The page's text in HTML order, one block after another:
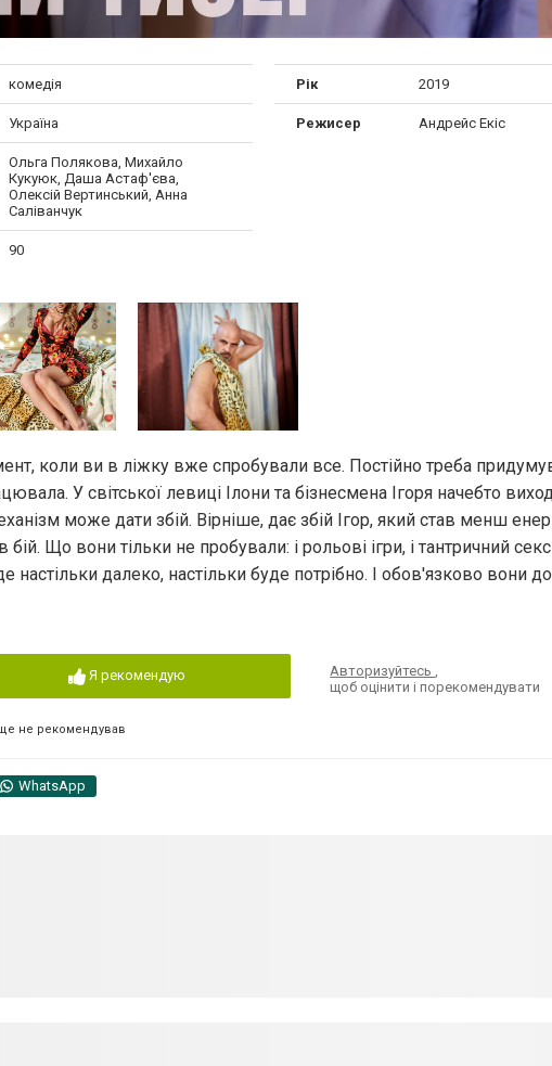
комедія
Україна
Ольга Полякова, Михайло
Кукуюк, Даша Астаф'єва,
Олексій Вертинський, Анна
Саліванчук
Рік 2019
Режисер Андрейс Екіс
90
коли ви в ліжку вже спробували все. Постійно треба
У світської левиці Ілони та бізнесмена Ігоря начебто
може дати збій. Вірніше, дає збій Ігор, який став менш
Що вони тільки не пробували: і рольові ігри, і тантричний
настільки далеко, настільки буде потрібно. І обов'язково вони
Я рекомендую
ще не рекомендував
Авторизуйтесь,
щоб оцінити і порекомендувати
WhatsApp